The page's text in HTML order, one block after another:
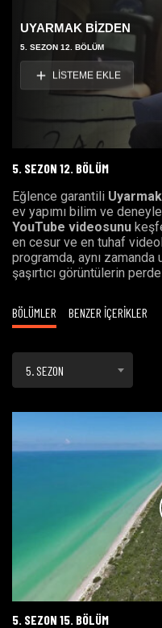
UYARMAK BİZDEN
5. SEZON 12. BÖLÜM
LİSTEME EKLE
5. SEZON 12. BÖLÜM
Eğlence garantili
ev yapımı bilim ve
YouTube videosunu
en cesur ve en tuhaf
programda, aynı
şaşırtıcı görüntülerin perde
BÖLÜMLER BENZER İÇERİKLER
5. SEZON
5. SEZON 15. BÖLÜM